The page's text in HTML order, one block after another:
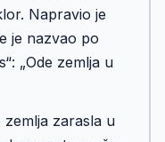
Napravio je
je nazvao po
„Ode zemlja u
zemlja zarasla u